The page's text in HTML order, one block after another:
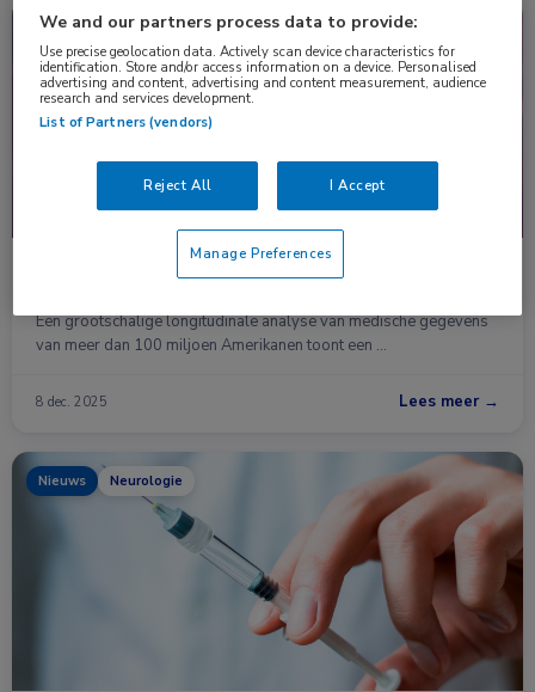
Nieuws Huisartsgeneeskunde, Infectieziekten, Neurologie
Heractivatie varicellazostervirus geassocieerd met
Een grootschalige longitudinale analyse van medische gegevens
van meer dan 100 miljoen Amerikanen toont een …
8 dec. 2025 Lees meer →
Nieuws Neurologie
We and our partners process data to provide:
Use precise geolocation data. Actively scan device characteristics for
identification. Store and/or access information on a device. Personalised
advertising and content, advertising and content measurement, audience
research and services development.
List of Partners (vendors)
Reject All I Accept
Manage Preferences